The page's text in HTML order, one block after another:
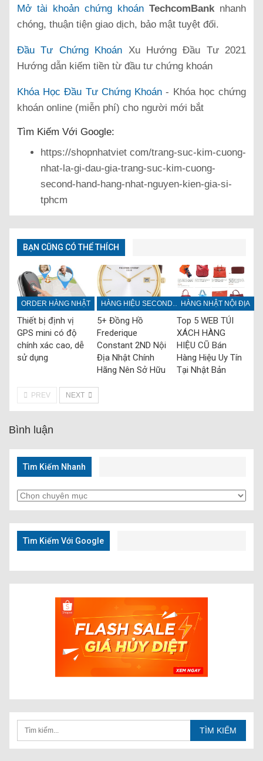
Mở tài khoản chứng khoán TechcomBank nhanh
chóng, thuận tiện giao dịch, bảo mật tuyệt đối.
Đầu Tư Chứng Khoán Xu Hướng Đầu Tư 2021
Hướng dẫn kiếm tiền từ đầu tư chứng khoán
Khóa Học Đầu Tư Chứng Khoán - Khóa học chứng
khoán online (miễn phí) cho người mới bắt
Tìm Kiếm Với Google:
https://shopnhatviet com/trang-suc-kim-cuong-
nhat-la-gi-dau-gia-trang-suc-kim-cuong-
second-hand-hang-nhat-nguyen-kien-gia-si-
tphcm
BẠN CŨNG CÓ THỂ THÍCH
ORDER HÀNG NHẬT
Thiết bị định vị
GPS mini có độ
chính xác cao‎, dễ
sử dụng
HÀNG HIỆU SECONDHAND
5+ Đồng Hồ
Frederique
Constant 2ND Nội
Địa Nhật Chính
Hãng Nên Sở Hữu
HÀNG NHẬT NỘI ĐỊA
Top 5 WEB TÚI
XÁCH HÀNG
HIỆU CŨ Bán
Hàng Hiệu Uy Tín
Tại Nhật Bản
PREV NEXT
Bình luận
Tìm Kiếm Nhanh
Tìm
Kiếm
Nhanh
Tìm Kiếm Với Google